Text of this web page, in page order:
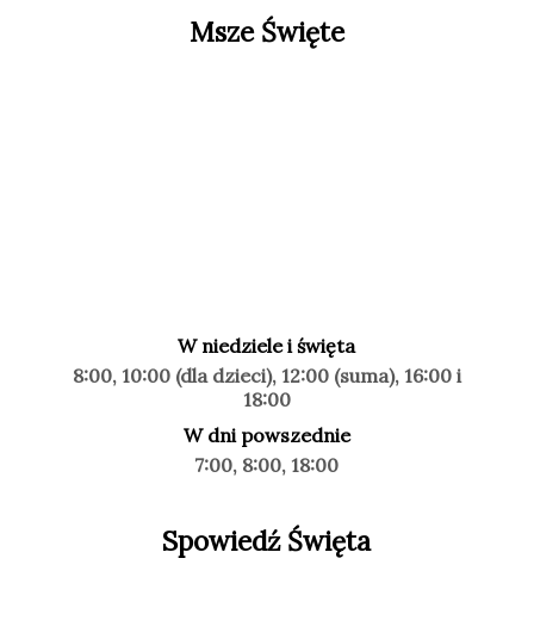
Msze Święte
W niedziele i święta
8:00, 10:00 (dla dzieci), 12:00 (suma), 16:00 i
18:00
W dni powszednie
7:00, 8:00, 18:00
Spowiedź Święta